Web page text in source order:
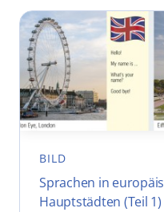
BILD
Sprachen in
Hauptstädten (Teil 1)